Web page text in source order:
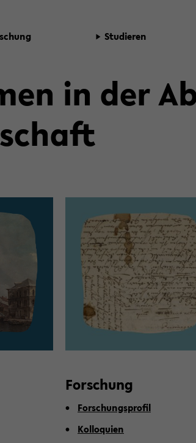
Stu­die­ren
in der
For­schung
For­schungs­pro­fil
Kol­lo­qui­en